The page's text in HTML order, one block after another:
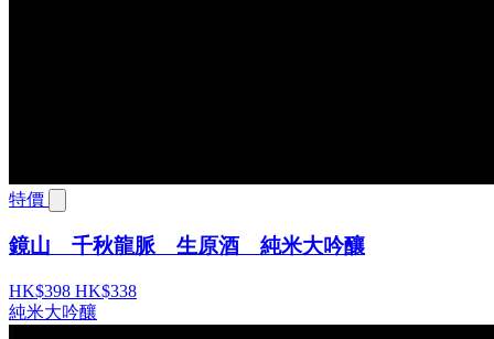
特價
鏡山 千秋龍脈 生原酒 純米大吟釀
HK$398 HK$338
純米大吟釀